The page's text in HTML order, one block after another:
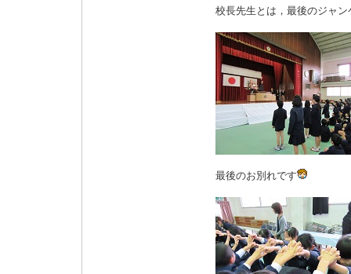
校長先生とは，最後のジャ
最後のお別れです